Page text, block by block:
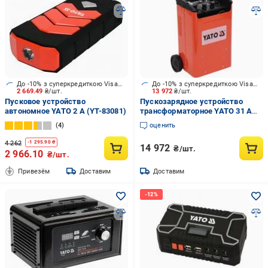
2 669.49 ₴/шт.
До -10% з суперкредиткою Visa Вигода
Пусковое устройство
автономное YATO 2 А (YT-83081)
4
4 262 -1 295.90₴
2 966.10 ₴/шт.
Привезём Доставим
13 972₴/шт.
До -10% з суперкредиткою Visa Вигода
Пускозарядное устройство
трансформаторное YATO 31 А
700 А/год (YT-83061)
оценить
14 972 ₴/шт.
Доставим